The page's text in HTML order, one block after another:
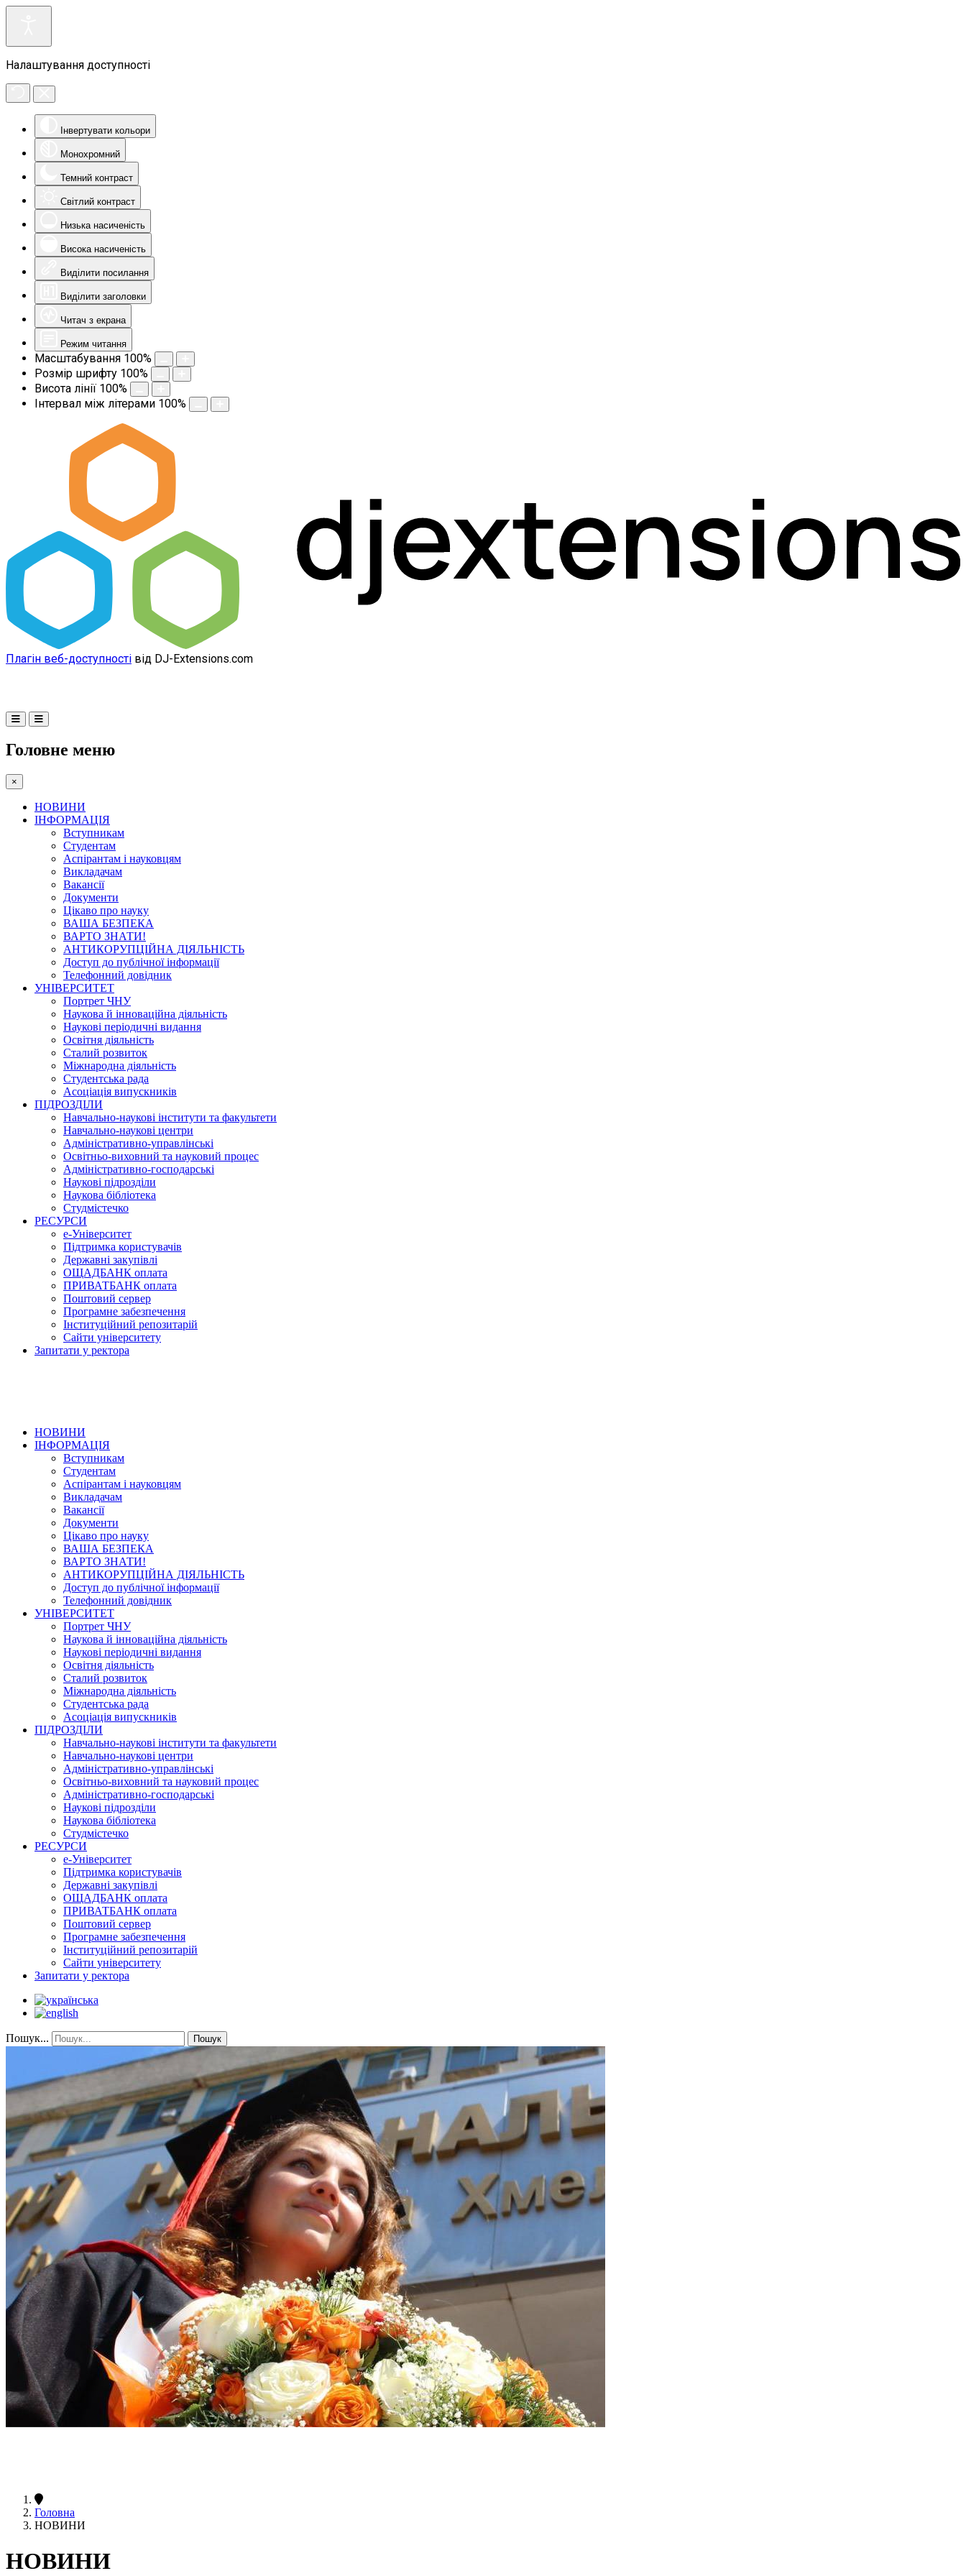
Налаштування доступності
Інвертувати кольори
Монохромний
Темний контраст
Світлий контраст
Низька насиченість
Висока насиченість
Виділити посилання
Виділити заголовки
Читач з екрана
Режим читання
Масштабування 100%
Розмір шрифту 100%
Висота лінії 100%
Інтервал між літерами 100%
Плагін веб-доступності від DJ-Extensions.com
Головне меню
×
НОВИНИ
ІНФОРМАЦІЯ
Вступникам
Студентам
Аспірантам і науковцям
Викладачам
Вакансії
Документи
Цікаво про науку
ВАША БЕЗПЕКА
ВАРТО ЗНАТИ!
АНТИКОРУПЦІЙНА ДІЯЛЬНІСТЬ
Доступ до публічної інформації
Телефонний довідник
УНІВЕРСИТЕТ
Портрет ЧНУ
Наукова й інноваційна діяльність
Наукові періодичні видання
Освітня діяльність
Сталий розвиток
Міжнародна діяльність
Студентська рада
Асоціація випускників
ПІДРОЗДІЛИ
Навчально-наукові інститути та факультети
Навчально-наукові центри
Адміністративно-управлінські
Освітньо-виховний та науковий процес
Адміністративно-господарські
Наукові підрозділи
Наукова бібліотека
Студмістечко
РЕСУРСИ
е-Університет
Підтримка користувачів
Державні закупівлі
ОЩАДБАНК оплата
ПРИВАТБАНК оплата
Поштовий сервер
Програмне забезпечення
Інституційний репозитарій
Сайти університету
Запитати у ректора
НОВИНИ
ІНФОРМАЦІЯ
Вступникам
Студентам
Аспірантам і науковцям
Викладачам
Вакансії
Документи
Цікаво про науку
ВАША БЕЗПЕКА
ВАРТО ЗНАТИ!
АНТИКОРУПЦІЙНА ДІЯЛЬНІСТЬ
Доступ до публічної інформації
Телефонний довідник
УНІВЕРСИТЕТ
Портрет ЧНУ
Наукова й інноваційна діяльність
Наукові періодичні видання
Освітня діяльність
Сталий розвиток
Міжнародна діяльність
Студентська рада
Асоціація випускників
ПІДРОЗДІЛИ
Навчально-наукові інститути та факультети
Навчально-наукові центри
Адміністративно-управлінські
Освітньо-виховний та науковий процес
Адміністративно-господарські
Наукові підрозділи
Наукова бібліотека
Студмістечко
РЕСУРСИ
е-Університет
Підтримка користувачів
Державні закупівлі
ОЩАДБАНК оплата
ПРИВАТБАНК оплата
Поштовий сервер
Програмне забезпечення
Інституційний репозитарій
Сайти університету
Запитати у ректора
Пошук... Пошук
Головна
НОВИНИ
НОВИНИ